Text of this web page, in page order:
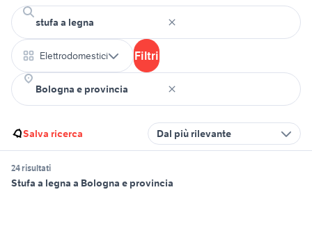
Elettrodomestici Filtri
Salva ricerca Dal più rilevante
24 risultati
Stufa a legna a Bologna e provincia